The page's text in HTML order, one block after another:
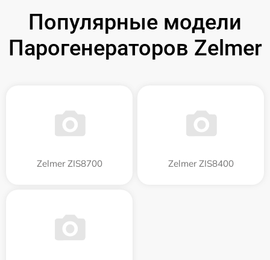
Популярные модели
Парогенераторов Zelmer
Zelmer ZIS8700 Zelmer ZIS8400